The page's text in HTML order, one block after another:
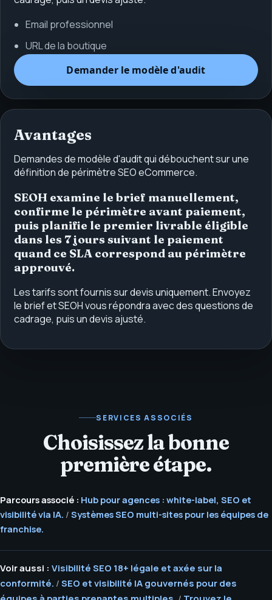
Email professionnel
URL de la boutique
Demander le modèle d'audit
Avantages
Demandes de modèle d'audit qui débouchent sur une
définition de périmètre SEO eCommerce.
SEOH examine le brief manuellement,
confirme le périmètre avant paiement,
puis planifie le premier livrable éligible
dans les 7 jours suivant le paiement
quand ce SLA correspond au périmètre
approuvé.
Les tarifs sont fournis sur devis uniquement. Envoyez
le brief et SEOH vous répondra avec des questions de
cadrage, puis un devis ajusté.
SERVICES ASSOCIÉS
Choisissez la bonne
première étape.
Parcours associé : Hub pour agences : white-label, SEO et
visibilité via IA. / Systèmes SEO multi-sites pour les équipes de
franchise.
Voir aussi : Visibilité SEO 18+ légale et axée sur la
conformité. / SEO et visibilité IA gouvernés pour des